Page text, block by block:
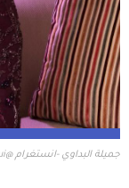
جميلة البداوي -انستغرام @jamila_elbadaoui